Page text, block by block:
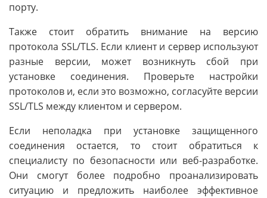
порту.
Также стоит обратить внимание на версию
протокола SSL/TLS. Если клиент и сервер используют
разные версии, может возникнуть сбой при
установке соединения. Проверьте настройки
протоколов и, если это возможно, согласуйте версии
SSL/TLS между клиентом и сервером.
Если неполадка при установке защищенного
соединения остается, то стоит обратиться к
специалисту по безопасности или веб-разработке.
Они смогут более подробно проанализировать
ситуацию и предложить наиболее эффективное